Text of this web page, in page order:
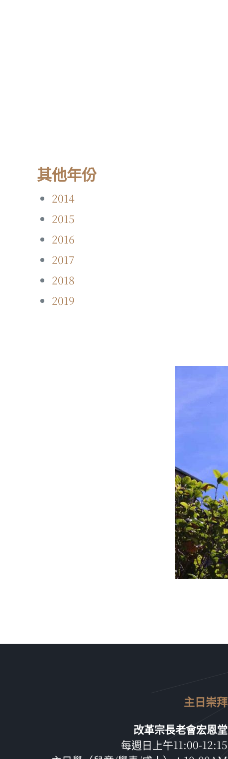
其他年份
2014
2015
2016
2017
2018
2019
主日崇拜
改革宗長老會宏恩堂
每週日上午11:00-12:15